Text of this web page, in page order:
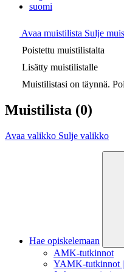
suomi
Avaa muistilista Sulje
Poistettu muistilistalta
Lisätty muistilistalle
Muistilistasi on täynnä.
Muistilista (0)
Avaa valikko Sulje valikko
Hae opiskelemaan
AMK-tutkinnot
YAMK-tutkinnot |